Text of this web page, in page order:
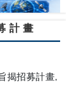
計畫
揭招募計畫,